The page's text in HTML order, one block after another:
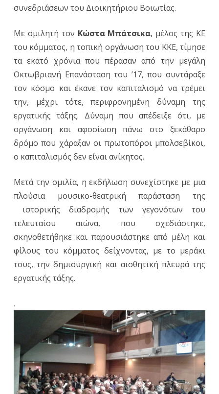
συνεδριάσεων του Διοικητήριου Βοιωτίας.
Με ομιλητή τον Κώστα Μπάτσικα, μέλος της ΚΕ
του κόμματος, η τοπική οργάνωση του ΚΚΕ, τίμησε
τα εκατό χρόνια που πέρασαν από την μεγάλη
Οκτωβριανή Επανάσταση του ’17, που συντάραξε
τον κόσμο και έκανε τον καπιταλισμό να τρέμει
την, μέχρι τότε, περιφρονημένη δύναμη της
εργατικής τάξης. Δύναμη που απέδειξε ότι, με
οργάνωση και αφοσίωση πάνω στο ξεκάθαρο
δρόμο που χάραξαν οι πρωτοπόροι μπολσεβίκοι,
ο καπιταλισμός δεν είναι ανίκητος.
Μετά την ομιλία, η εκδήλωση συνεχίστηκε με μια
πλούσια μουσικο-θεατρική παράσταση της
ιστορικής διαδρομής των γεγονότων του
τελευταίου αιώνα, που σχεδιάστηκε,
σκηνοθετήθηκε και παρουσιάστηκε από μέλη και
φίλους του κόμματος δείχνοντας, με το μεράκι
τους, την δημιουργική και αισθητική πλευρά της
εργατικής τάξης.
.